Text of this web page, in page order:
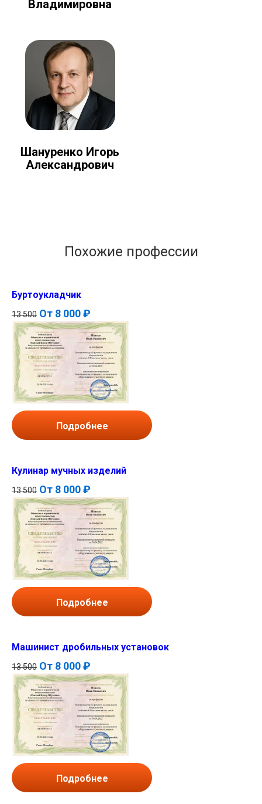
Владимировна
Шануренко Игорь
Александрович
Похожие профессии
Буртоукладчик
13 500 От 8 000 ₽
Подробнее
Кулинар мучных изделий
13 500 От 8 000 ₽
Подробнее
Машинист дробильных установок
13 500 От 8 000 ₽
Подробнее